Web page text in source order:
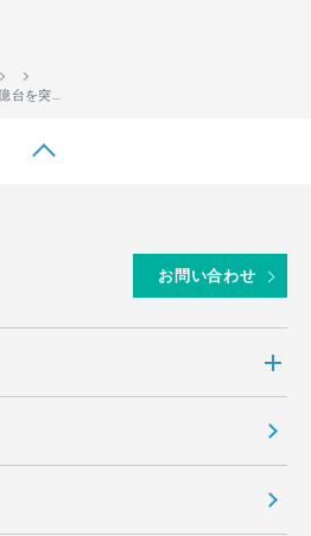
を突破
お問い合わせ